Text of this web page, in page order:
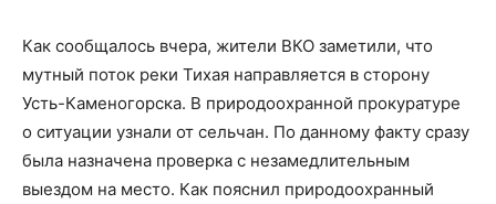
Как сообщалось вчера, жители ВКО заметили, что
мутный поток реки Тихая направляется в сторону
Усть-Каменогорска. В природоохранной прокуратуре
о ситуации узнали от сельчан. По данному факту сразу
была назначена проверка с незамедлительным
выездом на место. Как пояснил природоохранный